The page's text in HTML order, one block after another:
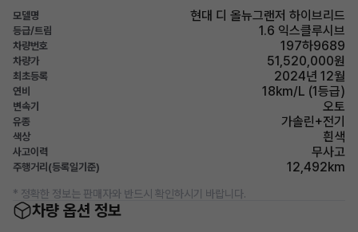
모델명 현대 디 올뉴그랜저 하이브리드
등급/트림 1.6 익스클루시브
차량번호 197하9689
차량가 51,520,000원
최초등록 2024년 12월
연비 18km/L (1등급)
변속기 오토
유종 가솔린+전기
색상 흰색
사고이력 무사고
주행거리(등록일기준) 12,492km
* 정확한 정보는 판매자와 반드시 확인하시기 바랍니다.
차량 옵션 정보